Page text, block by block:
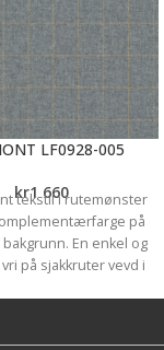
LF0928-005
kr1 660
tekstil i rutemønster
på
En enkel og
på sjakkruter vevd i